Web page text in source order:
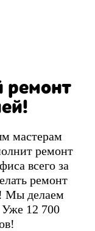
ремонт
мастерам
ремонт
всего за
ремонт
Мы делаем
12 700